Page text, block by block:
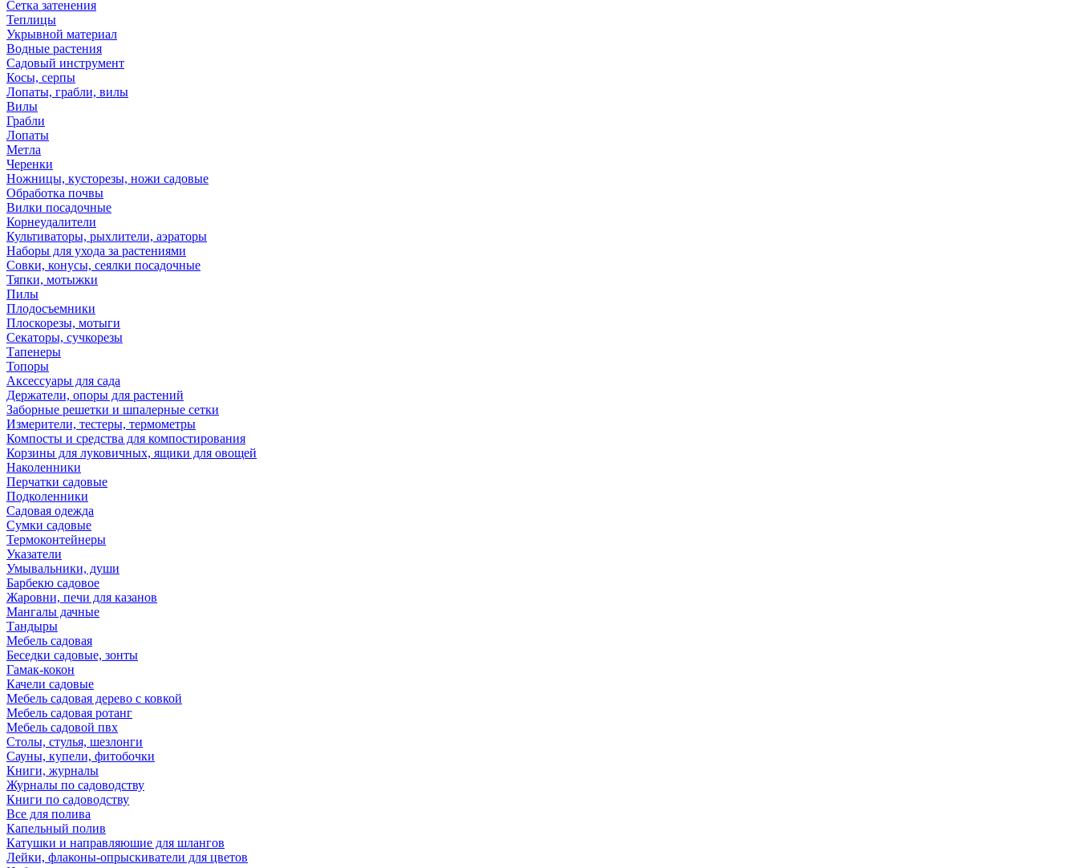
Сетка затенения
Теплицы
Укрывной материал
Водные растения
Садовый инструмент
Косы, серпы
Лопаты, грабли, вилы
Вилы
Грабли
Лопаты
Метла
Черенки
Ножницы, кусторезы, ножи садовые
Обработка почвы
Вилки посадочные
Корнеудалители
Культиваторы, рыхлители, аэраторы
Наборы для ухода за растениями
Совки, конусы, сеялки посадочные
Тяпки, мотыжки
Пилы
Плодосъемники
Плоскорезы, мотыги
Секаторы, сучкорезы
Тапенеры
Топоры
Аксессуары для сада
Держатели, опоры для растений
Заборные решетки и шпалерные сетки
Измерители, тестеры, термометры
Компосты и средства для компостирования
Корзины для луковичных, ящики для овощей
Наколенники
Перчатки садовые
Подколенники
Садовая одежда
Сумки садовые
Термоконтейнеры
Указатели
Умывальники, души
Барбекю садовое
Жаровни, печи для казанов
Мангалы дачные
Тандыры
Мебель садовая
Беседки садовые, зонты
Гамак-кокон
Качели садовые
Мебель садовая дерево с ковкой
Мебель садовая ротанг
Мебель садовой пвх
Столы, стулья, шезлонги
Сауны, купели, фитобочки
Книги, журналы
Журналы по садоводству
Книги по садоводству
Все для полива
Капельный полив
Катушки и направляюшие для шлангов
Лейки, флаконы-опрыскиватели для цветов